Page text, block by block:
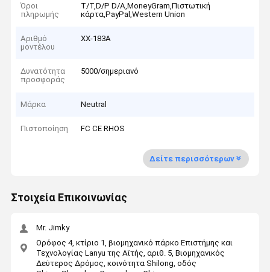
Όροι
πληρωμής
T/T,D/P D/A,MoneyGram,Πιστωτική
κάρτα,PayPal,Western Union
Αριθμό
μοντέλου
ΧΧ-183Α
Δυνατότητα
προσφοράς
5000/σημεριανό
Μάρκα Neutral
Πιστοποίηση FC CE RHOS
Δείτε περισσότερων
Στοιχεία Επικοινωνίας
Mr. Jimky
Ορόφος 4, κτίριο 1, βιομηχανικό πάρκο Επιστήμης και
Τεχνολογίας Lanyu της Αϊτής, αριθ. 5, Βιομηχανικός
Δεύτερος Δρόμος, κοινότητα Shilong, οδός